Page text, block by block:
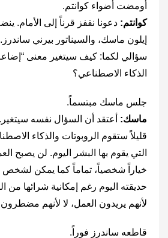
أومضت أضواء كوانتم.
كوانتم: دعونا نقفز قرناً إلى الأمام.
إيلون ماسك، والسيناتور بيرني ساندرز.
سؤالي لكما: كيف سيتغير معنى
الذكاء الاصطناعي؟
جلس ماسك مبتسماً.
ماسك:
أعتقد أن السؤال نفسه
قليلاً ستقوم الروبوتات والذكاء
التي يقوم بها البشر اليوم. لن يصبح
خياراً شخصياً، تماماً كما يمكن
حديقته اليوم رغم إمكانية شرائها من
لأنهم يريدون العمل، لا لأنهم مضطرون
قاطعه ساندرز فوراً.